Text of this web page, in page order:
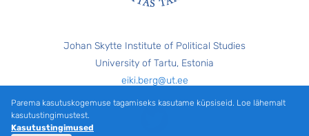
Johan Skytte Institute of Political Studies
University of Tartu, Estonia
eiki.berg@ut.ee
Parema kasutuskogemuse tagamiseks kasutame küpsiseid. Loe lähemalt
kasutustingimustest.
Kasutustingimused